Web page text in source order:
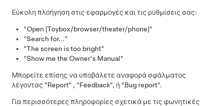
Εύκολη πλοήγηση στις εφαρμογές και τις ρυθμίσεις σας:
"Open [Toybox/browser/theater/phone]"
"Search for..."
"The screen is too bright"
"Show me the Owner's Manual"
Μπορείτε επίσης να υποβάλετε αναφορά σφάλματος
λέγοντας "Report" , "Feedback", ή "Bug report".
Για περισσότερες πληροφορίες σχετικά με τις φωνητικές